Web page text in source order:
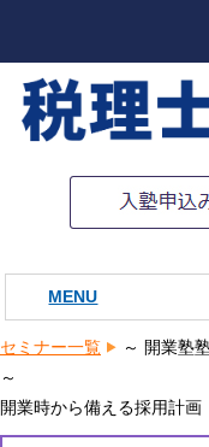
MENU
セミナー一覧
～ 開業塾
～
開業時から備える採用計画